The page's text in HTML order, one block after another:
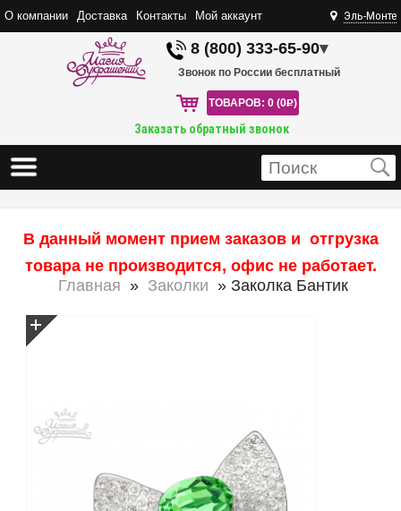
О компании Доставка Контакты Мой аккаунт Эль-Монте
8 (800) 333-65-90▾
Звонок по России бесплатный
ТОВАРОВ: 0 (0R)
Заказать обратный звонок
В данный момент прием заказов и отгрузка
товара не производится, офис не работает.
Главная » Заколки » Заколка Бантик